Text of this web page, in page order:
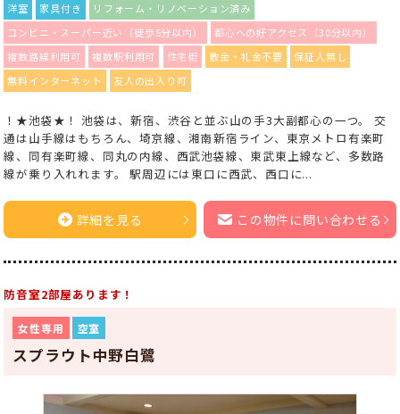
洋室 家具付き
リフォーム・リノベーション済み
コンビニ・スーパー近い（徒歩5分以内）
都心への好アクセス（30分以内）
複数路線利用可
複数駅利用可 住宅街 敷金・礼金不要
保証人無し
無料インターネット
友人の出入り可
！★池袋★！ 池袋は、新宿、渋谷と並ぶ山の手3大副都心の一つ。 交
通は山手線はもちろん、埼京線、湘南新宿ライン、東京メトロ有楽町
線、同有楽町線、同丸の内線、西武池袋線、東武東上線など、多数路
線が乗り入れれます。 駅周辺には東口に西武、西口に...
詳細を見る この物件に問い合わせる
防音室2部屋あります！
女性専用 空室
スプラウト中野白鷺